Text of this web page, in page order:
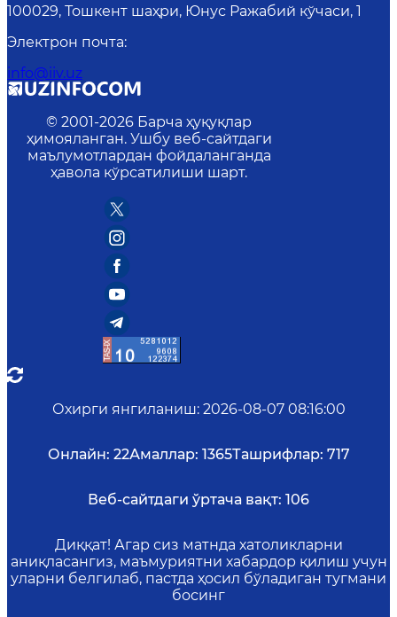
100029, Тошкент шаҳри, Юнус Ражабий кўчаси, 1
Электрон почта:
info@iiv.uz
© 2001-2026 Барча ҳуқуқлар
ҳимояланган. Ушбу веб-сайтдаги
маълумотлардан фойдаланганда
ҳавола кўрсатилиши шарт.
Охирги янгиланиш: 2026-08-07 08:16:00
Онлайн: 22Амаллар: 1365Ташрифлар: 717
Веб-сайтдаги ўртача вақт: 106
Диққат! Агар сиз матнда хатоликларни
аниқласангиз, маъмуриятни хабардор қилиш учун
уларни белгилаб, пастда ҳосил бўладиган тугмани
босинг